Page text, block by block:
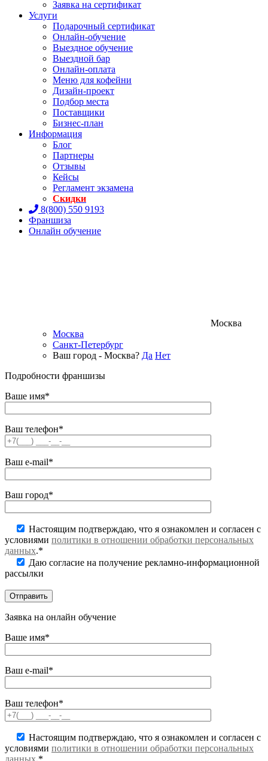
Заявка на сертификат
Услуги
Подарочный сертификат
Онлайн-обучение
Выездное обучение
Выездной бар
Онлайн-оплата
Меню для кофейни
Дизайн-проект
Подбор места
Поставщики
Бизнес-план
Информация
Блог
Партнеры
Отзывы
Кейсы
Регламент экзамена
Скидки
8(800) 550 9193
Франшиза
Онлайн обучение
Москва
Москва
Санкт-Петербург
Ваш город - Москва? Да Нет
Подробности франшизы
Ваше имя*
Ваш телефон*
Ваш e-mail*
Ваш город*
Настоящим подтверждаю, что я ознакомлен и согласен с
условиями политики в отношении обработки персональных
данных.*
Даю согласие на получение рекламно-информационной
рассылки
Заявка на онлайн обучение
Ваше имя*
Ваш e-mail*
Ваш телефон*
Настоящим подтверждаю, что я ознакомлен и согласен с
условиями политики в отношении обработки персональных
данных.*